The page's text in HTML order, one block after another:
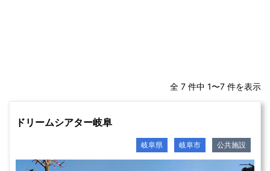
全 7 件中 1〜7 件を表示
ドリームシアター岐阜
岐阜県 岐阜市 公共施設